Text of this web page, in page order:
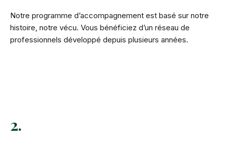
Notre programme d’accompagnement est basé sur notre
histoire, notre vécu. Vous bénéficiez d’un réseau de
professionnels développé depuis plusieurs années.
2.